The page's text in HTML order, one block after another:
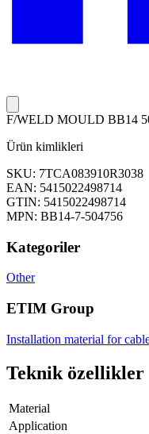
F/WELD MOULD BB14
Ürün kimlikleri
SKU: 7TCA083910R3038
EAN: 5415022498714
GTIN: 5415022498714
MPN: BB14-7-504756
Kategoriler
Other
ETIM Group
Installation material for
Teknik özellikler
Material
Application